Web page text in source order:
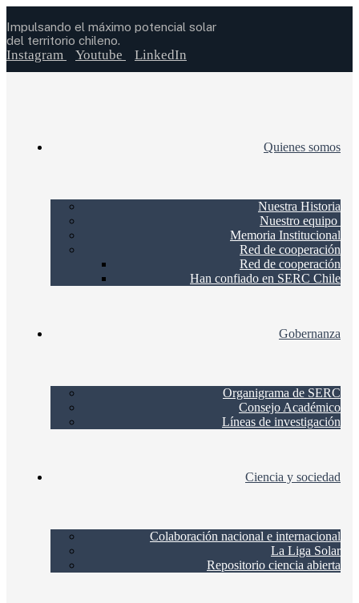
Impulsando el máximo potencial solar
del territorio chileno.
Instagram Youtube LinkedIn
Quienes somos
Nuestra Historia
Nuestro equipo
Memoria Institucional
Red de cooperación
Red de cooperación
Han confiado en SERC Chile
Gobernanza
Organigrama de SERC
Consejo Académico
Líneas de investigación
Ciencia y sociedad
Colaboración nacional e internacional
La Liga Solar
Repositorio ciencia abierta